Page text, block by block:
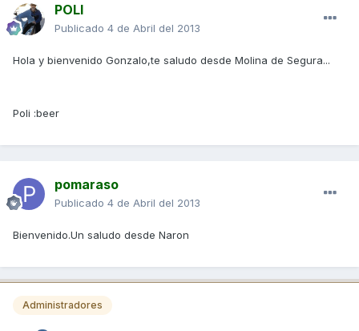
POLI
Publicado 4 de Abril del 2013
Hola y bienvenido Gonzalo,te saludo desde Molina de Segura...
Poli :beer
pomaraso
Publicado 4 de Abril del 2013
Bienvenido.Un saludo desde Naron
Administradores